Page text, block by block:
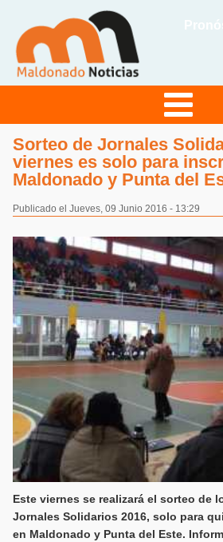
Sorteo de Jornales
viernes es solo para
Maldonado y Punta del
Publicado el Jueves, 09 Junio 2016 - 13:29
Este viernes se realizará el sorteo de
Jornales Solidarios 2016, solo para
en Maldonado y Punta del Este.